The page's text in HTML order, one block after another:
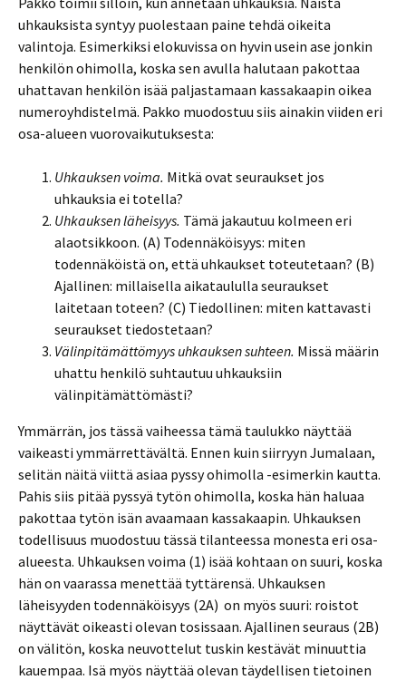
uhkauksista syntyy puolestaan paine tehdä oikeita
valintoja. Esimerkiksi elokuvissa on hyvin usein ase jonkin
henkilön ohimolla, koska sen avulla halutaan pakottaa
uhattavan henkilön isää paljastamaan kassakaapin oikea
numeroyhdistelmä. Pakko muodostuu siis ainakin viiden eri
osa-alueen vuorovaikutuksesta:
Uhkauksen voima. Mitkä ovat seuraukset jos
uhkauksia ei totella?
Uhkauksen läheisyys. Tämä jakautuu kolmeen eri
alaotsikkoon. (A) Todennäköisyys: miten
todennäköistä on, että uhkaukset toteutetaan? (B)
Ajallinen: millaisella aikataululla seuraukset
laitetaan toteen? (C) Tiedollinen: miten kattavasti
seuraukset tiedostetaan?
Välinpitämättömyys uhkauksen suhteen. Missä määrin
uhattu henkilö suhtautuu uhkauksiin
välinpitämättömästi?
Ymmärrän, jos tässä vaiheessa tämä taulukko näyttää
vaikeasti ymmärrettävältä. Ennen kuin siirryyn Jumalaan,
selitän näitä viittä asiaa pyssy ohimolla -esimerkin kautta.
Pahis siis pitää pyssyä tytön ohimolla, koska hän haluaa
pakottaa tytön isän avaamaan kassakaapin. Uhkauksen
todellisuus muodostuu tässä tilanteessa monesta eri osa-
alueesta. Uhkauksen voima (1) isää kohtaan on suuri, koska
hän on vaarassa menettää tyttärensä. Uhkauksen
läheisyyden todennäköisyys (2A) on myös suuri: roistot
näyttävät oikeasti olevan tosissaan. Ajallinen seuraus (2B)
on välitön, koska neuvottelut tuskin kestävät minuuttia
kauempaa. Isä myös näyttää olevan täydellisen tietoinen